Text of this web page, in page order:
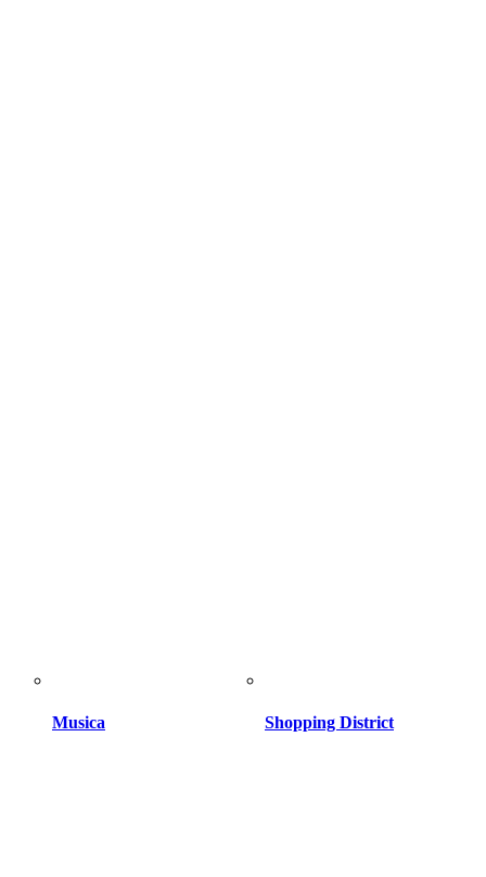
Musica Shopping District